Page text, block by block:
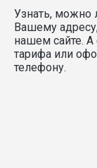
Узнать, можно
Вашему
нашем сайте. А
тарифа или
телефону.